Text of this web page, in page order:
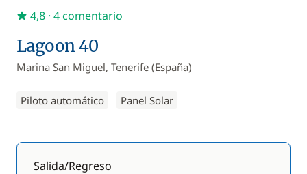
Lagoon 40
Marina San Miguel, Tenerife (España)
Piloto automático Panel Solar
4,8 · 4 comentario
Salida/Regreso